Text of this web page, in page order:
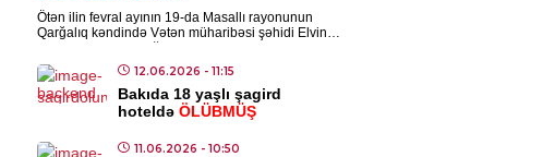
Pentaqon 400 milyon dollarlıq
lazer sistemləri alır
08.08.2026- 09:22
Limanı əlindən alınan Şahlar
Ötən ilin fevral ayının 19-da Masallı rayonunun
Qarğalıq kəndində Vətən müharibəsi şəhidi Elvin
12.06.2026 - 11:15
Bakıda 18 yaşlı şagird
hoteldə ÖLÜBMÜŞ
11.06.2026 - 10:50